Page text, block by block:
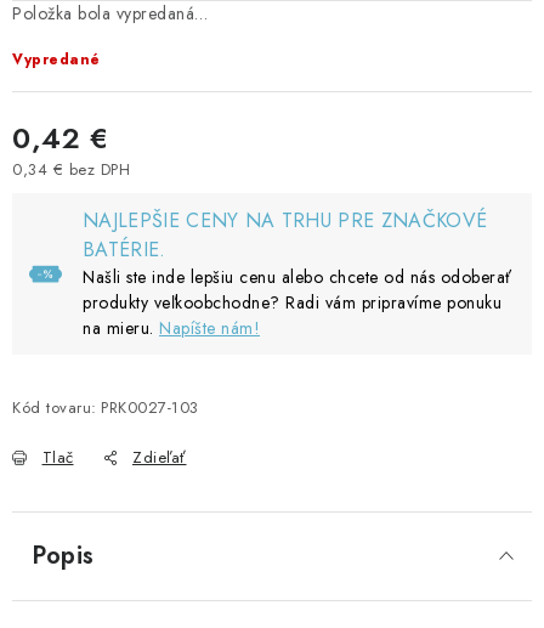
Kontakty Doprava a platba
Položka bola vypredaná…
Vypredané
0,42 €
0,34 € bez DPH
NAJLEPŠIE CENY NA TRHU PRE ZNAČKOVÉ
BATÉRIE.
Našli ste inde lepšiu cenu alebo chcete od nás odoberať
produkty veľkoobchodne? Radi vám pripravíme ponuku
na mieru. Napíšte nám!
Kód tovaru: PRK0027-103
Tlač Zdieľať
Popis